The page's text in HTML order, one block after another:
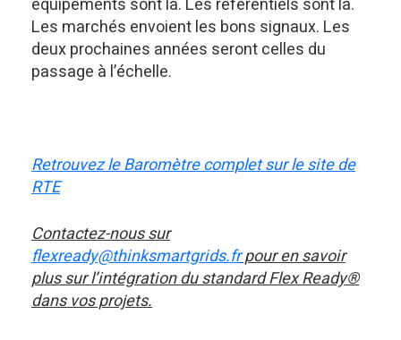
équipements sont là. Les référentiels sont là.
Les marchés envoient les bons signaux. Les
deux prochaines années seront celles du
passage à l’échelle.
Retrouvez le Baromètre complet sur le site de
RTE
Contactez-nous sur
flexready@thinksmartgrids.frpour en savoir
plus sur l’intégration du standard Flex Ready®
dans vos projets.